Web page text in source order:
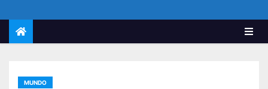
MUNDO